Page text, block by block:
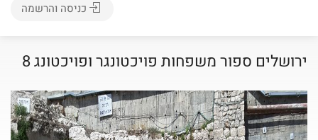
כניסה והרשמה
ירושלים ספור משפחות פויכטונגר ופויכטונג 8